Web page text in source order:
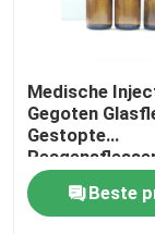
Flacon
Medische
Gegoten
Gestopte
30ml 50ml
Beste